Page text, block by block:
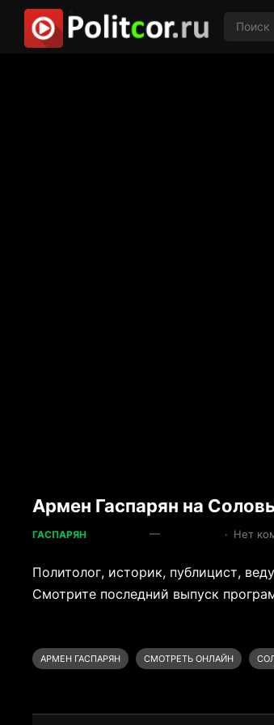
Армен Гаспарян на
ГАСПАРЯН — · Нет
Политолог, историк, публицист,
Смотрите последний выпуск
АРМЕН ГАСПАРЯН СМОТРЕТЬ ОНЛАЙН